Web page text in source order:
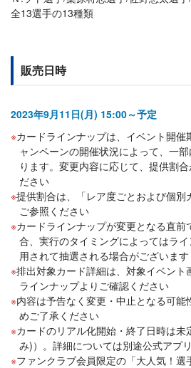
全13選手の13種類
販売日時
2023年9月11日(月) 15:00～予定
カードラインナップは、イベント開
ャンペーンの開催状況によって、一
ります。変更内容に応じて、提供割
ださい
提供割合は、「レア度ごとおよび個別
ご参照ください
カードラインナップが変更となる直
合、実行のタイミングによってはラ
用されて抽選される場合がございます
排出対象カード詳細は、対象イベント
ラインナップよりご確認ください
内容は予告なく変更・中止となる可能
めご了承ください
カードのリアル化開始・終了日時は
み)）。詳細については別途公式アプ
ファンクラブ会員限定の「大人気！